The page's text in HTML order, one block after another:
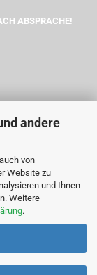
andere
von
Website zu
und Ihnen
Weitere
.
ABSPRACHE!